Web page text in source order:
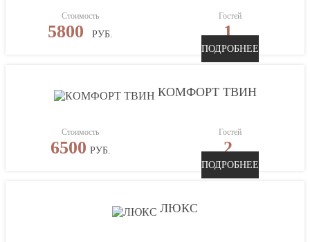
Стоимость
5800 РУБ.
Гостей
1
ПОДРОБНЕЕ
КОМФОРТ ТВИН
Стоимость
6500 РУБ.
Гостей
2
ПОДРОБНЕЕ
ЛЮКС